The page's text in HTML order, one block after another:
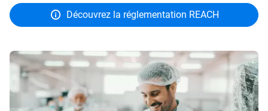
Découvrez la réglementation REACH